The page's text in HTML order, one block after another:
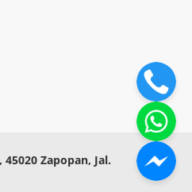
Zapopan, Jal.